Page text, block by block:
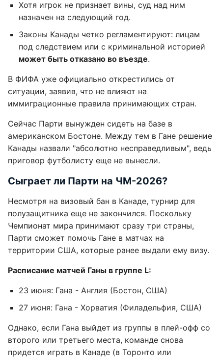
Хотя игрок не признает вины, суд над ним
назначен на следующий год.
Законы Канады четко регламентируют: лицам
под следствием или с криминальной историей
может быть отказано во въезде.
В ФИФА уже официально открестились от
ситуации, заявив, что не влияют на
иммиграционные правила принимающих стран.
Сейчас Парти вынужден сидеть на базе в
американском Бостоне. Между тем в Гане решение
Канады назвали "абсолютно несправедливым", ведь
приговор футболисту еще не вынесли.
Сыграет ли Парти на ЧМ-2026?
Несмотря на визовый бан в Канаде, турнир для
полузащитника еще не закончился. Поскольку
Чемпионат мира принимают сразу три страны,
Парти сможет помочь Гане в матчах на
территории США, которые ранее выдали ему визу.
Расписание матчей Ганы в группе L:
23 июня: Гана - Англия (Бостон, США)
27 июня: Гана - Хорватия (Филадельфия, США)
Однако, если Гана выйдет из группы в плей-офф со
второго или третьего места, команде снова
придется играть в Канаде (в Торонто или